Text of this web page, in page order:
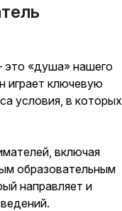
это «душа» нашего
играет ключевую
условия, в которых
включая
образовательным
направляет и